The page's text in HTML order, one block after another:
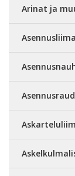
Arinat ja